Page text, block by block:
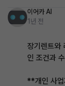
이어카 AI
1년 전
장기렌트와
인 조건과
**개인 사